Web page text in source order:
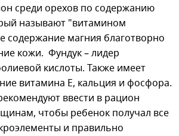
среди орехов по содержанию
называют "витамином
содержание магния благотворно
кожи. Фундук – лидер
кислоты. Также имеет
витамина Е, кальция и фосфора.
ввести в рацион
чтобы ребенок получал все
и правильно